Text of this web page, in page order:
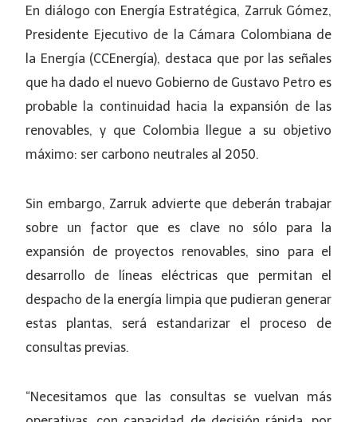
En diálogo con Energía Estratégica, Zarruk Gómez,
Presidente Ejecutivo de la Cámara Colombiana de
la Energía (CCEnergía), destaca que por las señales
que ha dado el nuevo Gobierno de Gustavo Petro es
probable la continuidad hacia la expansión de las
renovables, y que Colombia llegue a su objetivo
máximo: ser carbono neutrales al 2050.
Sin embargo, Zarruk advierte que deberán trabajar
sobre un factor que es clave no sólo para la
expansión de proyectos renovables, sino para el
desarrollo de líneas eléctricas que permitan el
despacho de la energía limpia que pudieran generar
estas plantas, será estandarizar el proceso de
consultas previas.
“Necesitamos que las consultas se vuelvan más